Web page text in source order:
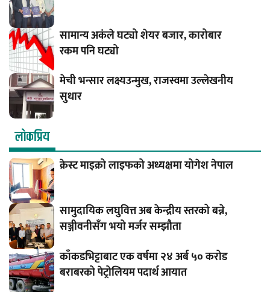
सामान्य अकंले घट्यो शेयर बजार, कारोबार
रकम पनि घट्यो
मेची भन्सार लक्ष्यउन्मुख, राजस्वमा उल्लेखनीय
सुधार
लाेकप्रिय
क्रेस्ट माइक्रो लाइफको अध्यक्षमा योगेश नेपाल
सामुदायिक लघुवित्त अब केन्द्रीय स्तरको बन्ने,
सञ्जीवनीसँग भयो मर्जर सम्झौता
काँकडभिट्टाबाट एक वर्षमा २४ अर्ब ५० करोड
बराबरको पेट्रोलियम पदार्थ आयात